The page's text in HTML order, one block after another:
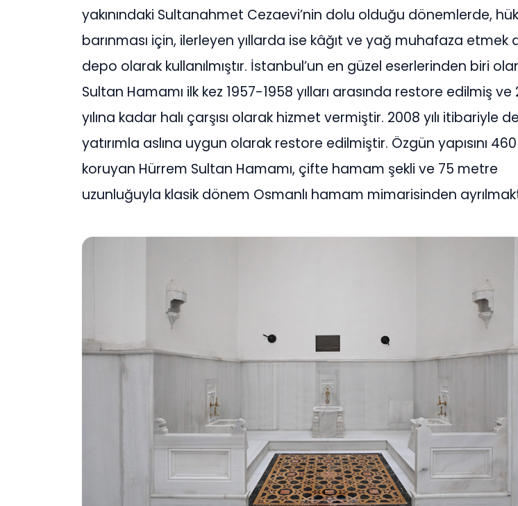
yakınındaki Sultanahmet Cezaevi’nin dolu olduğu dönemlerde,
barınması için, ilerleyen yıllarda ise kâğıt ve yağ muhafaza etmek
depo olarak kullanılmıştır. İstanbul’un en güzel eserlerinden biri
Sultan Hamamı ilk kez 1957-1958 yılları arasında restore edilmiş ve
yılına kadar halı çarşısı olarak hizmet vermiştir. 2008 yılı itibariyle
yatırımla aslına uygun olarak restore edilmiştir. Özgün yapısını 460
koruyan Hürrem Sultan Hamamı, çifte hamam şekli ve 75 metre
uzunluğuyla klasik dönem Osmanlı hamam mimarisinden